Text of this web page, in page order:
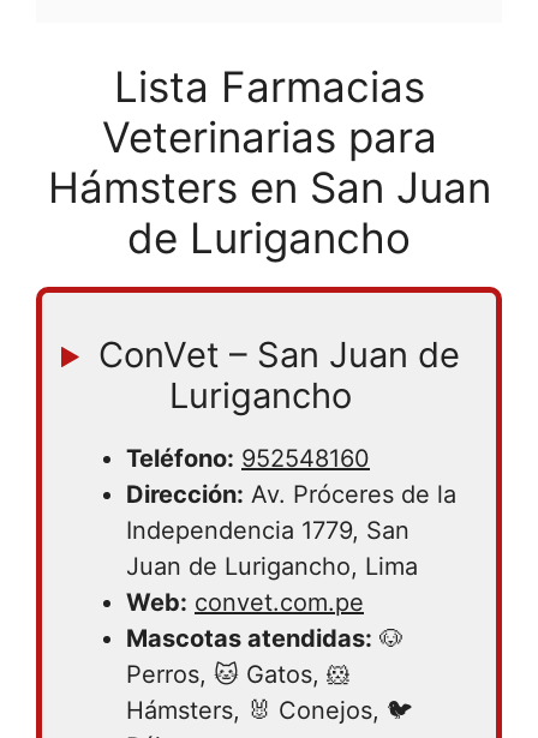
Lista Farmacias
Veterinarias para
Hámsters en San Juan
de Lurigancho
ConVet – San Juan de
Lurigancho
Teléfono: 952548160
Dirección: Av. Próceres de la
Independencia 1779, San
Juan de Lurigancho, Lima
Web: convet.com.pe
Mascotas atendidas: 🐶
Perros, 🐱 Gatos, 🐹
Hámsters, 🐰 Conejos, 🐦